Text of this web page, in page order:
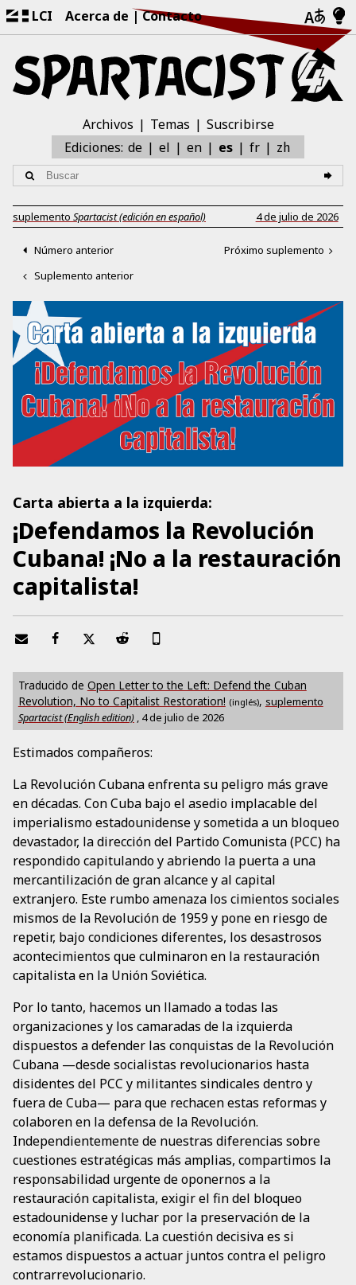
LCI Acerca de Contacto
Archivos Temas
Suscribirse
Ediciones: de el en es fr zh
suplemento Spartacist (edición en español) 4 de julio de 2026
Número anterior
Suplemento anterior
Próximo suplemento
Carta abierta a la izquierda:
¡Defendamos la Revolución
Cubana! ¡No a la restauración
capitalista!
Traducido de Open Letter to the Left: Defend the Cuban
Revolution, No to Capitalist Restoration! (inglés), suplemento
Spartacist (English edition) , 4 de julio de 2026
Estimados compañeros:
La Revolución Cubana enfrenta su peligro más grave
en décadas. Con Cuba bajo el asedio implacable del
imperialismo estadounidense y sometida a un bloqueo
devastador, la dirección del Partido Comunista (PCC) ha
respondido capitulando y abriendo la puerta a una
mercantilización de gran alcance y al capital
extranjero. Este rumbo amenaza los cimientos sociales
mismos de la Revolución de 1959 y pone en riesgo de
repetir, bajo condiciones diferentes, los desastrosos
acontecimientos que culminaron en la restauración
capitalista en la Unión Soviética.
Por lo tanto, hacemos un llamado a todas las
organizaciones y los camaradas de la izquierda
dispuestos a defender las conquistas de la Revolución
Cubana —desde socialistas revolucionarios hasta
disidentes del PCC y militantes sindicales dentro y
fuera de Cuba— para que rechacen estas reformas y
colaboren en la defensa de la Revolución.
Independientemente de nuestras diferencias sobre
cuestiones estratégicas más amplias, compartimos la
responsabilidad urgente de oponernos a la
restauración capitalista, exigir el fin del bloqueo
estadounidense y luchar por la preservación de la
economía planificada. La cuestión decisiva es si
estamos dispuestos a actuar juntos contra el peligro
contrarrevolucionario.